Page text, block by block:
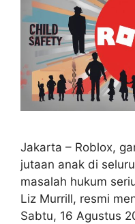
Jakarta – Roblox,
jutaan anak di
masalah hukum
Liz Murrill, resmi
Sabtu, 16 Agustus